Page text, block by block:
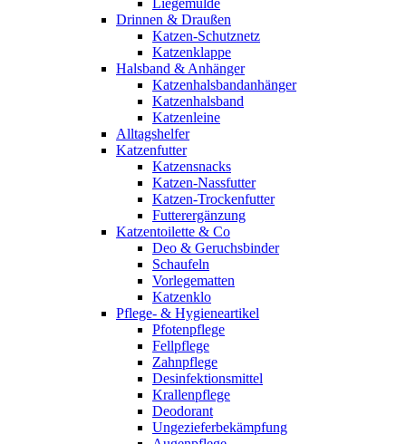
Liegemulde
Drinnen & Draußen
Katzen-Schutznetz
Katzenklappe
Halsband & Anhänger
Katzenhalsbandanhänger
Katzenhalsband
Katzenleine
Alltagshelfer
Katzenfutter
Katzensnacks
Katzen-Nassfutter
Katzen-Trockenfutter
Futterergänzung
Katzentoilette & Co
Deo & Geruchsbinder
Schaufeln
Vorlegematten
Katzenklo
Pflege- & Hygieneartikel
Pfotenpflege
Fellpflege
Zahnpflege
Desinfektionsmittel
Krallenpflege
Deodorant
Ungezieferbekämpfung